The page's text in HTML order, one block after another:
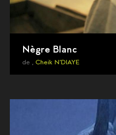
Nègre Blanc
de , Cheik N'DIAYE